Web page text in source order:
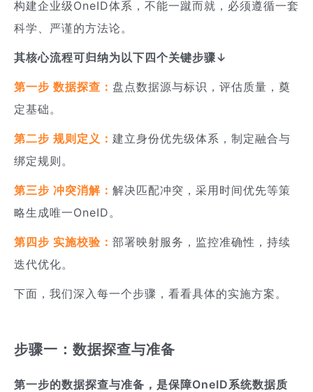
构建企业级OneID体系，不能一蹴而就，必须遵循一套
科学、严谨的方法论。
其核心流程可归纳为以下四个关键步骤↓
第一步 数据探查： 盘点数据源与标识，评估质量，奠
定基础。
第二步 规则定义： 建立身份优先级体系，制定融合与
绑定规则。
第三步 冲突消解： 解决匹配冲突，采用时间优先等策
略生成唯一OneID。
第四步 实施校验： 部署映射服务，监控准确性，持续
迭代优化。
下面，我们深入每一个步骤，看看具体的实施方案。
步骤一：数据探查与准备
第一步的数据探查与准备，是保障OneID系统数据质